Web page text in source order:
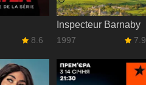
8.6
Inspecteur Barnaby
1997 7.9